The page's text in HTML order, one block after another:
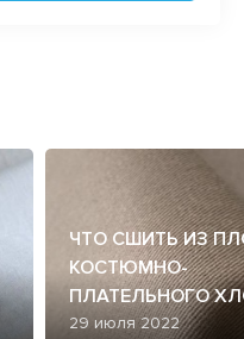
ЧТО СШИТЬ ИЗ
КОСТЮМНО-
ПЛАТЕЛЬНОГО
29 июля 2022